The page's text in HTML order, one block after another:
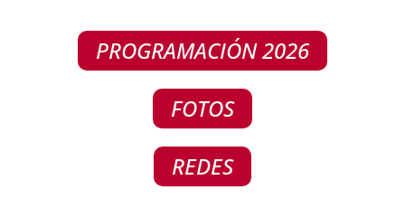
PROGRAMACIÓN 2026
FOTOS
REDES